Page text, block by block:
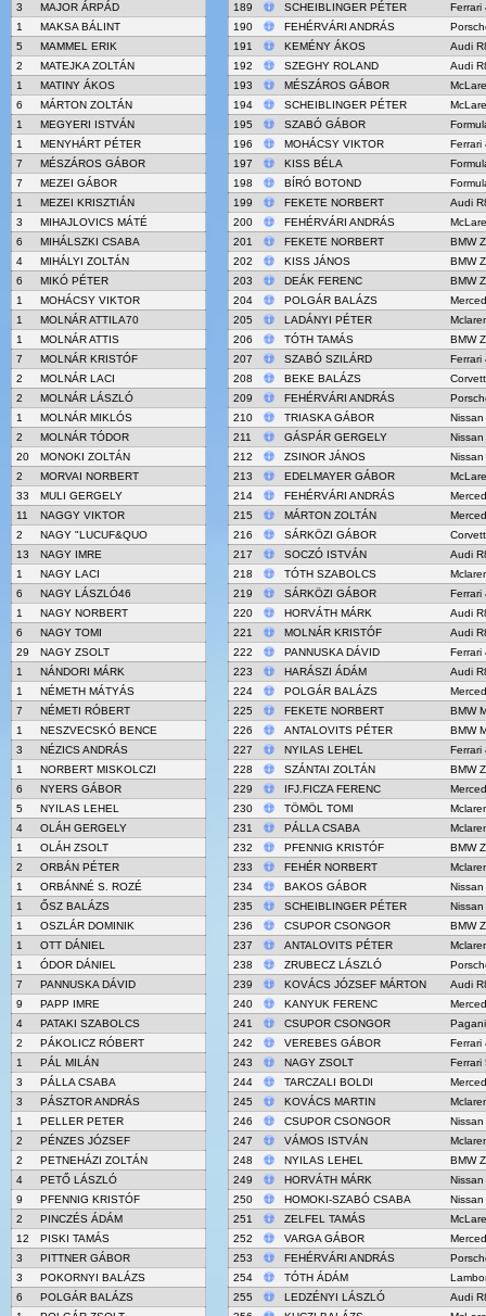
3
MAJOR ÁRPÁD
1
MAKSA BÁLINT
5
MAMMEL ERIK
2
MATEJKA ZOLTÁN
1
MATINY ÁKOS
6
MÁRTON ZOLTÁN
1
MEGYERI ISTVÁN
1
MENYHÁRT PÉTER
7
MÉSZÁROS GÁBOR
7
MEZEI GÁBOR
1
MEZEI KRISZTIÁN
3
MIHAJLOVICS MÁTÉ
6
MIHÁLSZKI CSABA
4
MIHÁLYI ZOLTÁN
6
MIKÓ PÉTER
1
MOHÁCSY VIKTOR
1
MOLNÁR ATTILA70
1
MOLNÁR ATTIS
7
MOLNÁR KRISTÓF
2
MOLNÁR LACI
2
MOLNÁR LÁSZLÓ
1
MOLNÁR MIKLÓS
2
MOLNÁR TÓDOR
20
MONOKI ZOLTÁN
2
MORVAI NORBERT
33
MULI GERGELY
11
NAGGY VIKTOR
2
NAGY "LUCUF&QUO
13
NAGY IMRE
1
NAGY LACI
6
NAGY LÁSZLÓ46
1
NAGY NORBERT
6
NAGY TOMI
29
NAGY ZSOLT
1
NÁNDORI MÁRK
1
NÉMETH MÁTYÁS
7
NÉMETI RÓBERT
1
NESZVECSKÓ BENCE
3
NÉZICS ANDRÁS
1
NORBERT MISKOLCZI
6
NYERS GÁBOR
5
NYILAS LEHEL
4
OLÁH GERGELY
1
OLÁH ZSOLT
2
ORBÁN PÉTER
1
ORBÁNNÉ S. ROZÉ
1
ŐSZ BALÁZS
1
OSZLÁR DOMINIK
1
OTT DÁNIEL
1
ÓDOR DÁNIEL
7
PANNUSKA DÁVID
9
PAPP IMRE
4
PATAKI SZABOLCS
2
PÁKOLICZ RÓBERT
1
PÁL MILÁN
3
PÁLLA CSABA
3
PÁSZTOR ANDRÁS
1
PELLER PETER
2
PÉNZES JÓZSEF
2
PETNEHÁZI ZOLTÁN
4
PETŐ LÁSZLÓ
9
PFENNIG KRISTÓF
2
PINCZÉS ÁDÁM
12
PISKI TAMÁS
3
PITTNER GÁBOR
3
POKORNYI BALÁZS
6
POLGÁR BALÁZS
189 SCHEIBLINGER PÉTER
Ferrari
190
FEHÉRVÁRI ANDRÁS
191
KEMÉNY ÁKOS
Audi
192
SZEGHY ROLAND
Audi
193
MÉSZÁROS GÁBOR
194
SCHEIBLINGER PÉTER
195
SZABÓ GÁBOR
196
MOHÁCSY VIKTOR
Ferrari
197
KISS BÉLA
198
BÍRÓ BOTOND
199
FEKETE NORBERT
Audi
200
FEHÉRVÁRI ANDRÁS
201
FEKETE NORBERT
BMW
202
KISS JÁNOS
BMW
203
DEÁK FERENC
BMW
204
POLGÁR BALÁZS
205
LADÁNYI PÉTER
206
TÓTH TAMÁS
BMW
207
SZABÓ SZILÁRD
Ferrari
208
BEKE BALÁZS
209
FEHÉRVÁRI ANDRÁS
210
TRIASKA GÁBOR
Nissan
211
GÁSPÁR GERGELY
Nissan
212
ZSINOR JÁNOS
Nissan
213
EDELMAYER GÁBOR
214
FEHÉRVÁRI ANDRÁS
215
MÁRTON ZOLTÁN
216
SÁRKÖZI GÁBOR
217
SOCZÓ ISTVÁN
Audi
218
TÓTH SZABOLCS
219
SÁRKÖZI GÁBOR
Ferrari
220
HORVÁTH MÁRK
Audi
221
MOLNÁR KRISTÓF
Audi
222
PANNUSKA DÁVID
Ferrari
223
HARÁSZI ÁDÁM
Audi
224
POLGÁR BALÁZS
225
FEKETE NORBERT
BMW
226
ANTALOVITS PÉTER
BMW
227
NYILAS LEHEL
Ferrari
228
SZÁNTAI ZOLTÁN
BMW
229
IFJ.FICZA FERENC
230
TÖMÖL TOMI
231
PÁLLA CSABA
232
PFENNIG KRISTÓF
BMW
233
FEHÉR NORBERT
234
BAKOS GÁBOR
Nissan
235
SCHEIBLINGER PÉTER
Nissan
236
CSUPOR CSONGOR
BMW
237
ANTALOVITS PÉTER
238
ZRUBECZ LÁSZLÓ
239
KOVÁCS JÓZSEF MÁRTON
Audi
240
KANYUK FERENC
241
CSUPOR CSONGOR
242
VEREBES GÁBOR
Ferrari
243
NAGY ZSOLT
Ferrari
244
TARCZALI BOLDI
245
KOVÁCS MARTIN
246
CSUPOR CSONGOR
Nissan
247
VÁMOS ISTVÁN
248
NYILAS LEHEL
BMW
249
HORVÁTH MÁRK
Nissan
250
HOMOKI-SZABÓ CSABA
Nissan
251
ZELFEL TAMÁS
252
VARGA GÁBOR
253
FEHÉRVÁRI ANDRÁS
254
TÓTH ÁDÁM
255
LEDZÉNYI LÁSZLÓ
Audi